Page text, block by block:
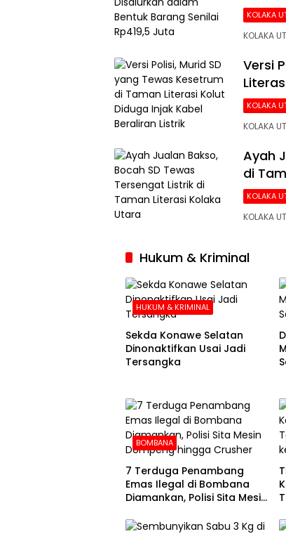
KOLAKA
KOLAKA
Versi
KOLAKA
KOLAKA
Ayah
di
KOLAKA
KOLAKA
Hukum & Kriminal
HUKUM & KRIMINAL
Sekda Konawe Selatan
Dinonaktifkan Usai Jadi
Tersangka
BOMBANA
7 Terduga Penambang
Emas Ilegal di Bombana
Diamankan, Polisi Sita Mesin